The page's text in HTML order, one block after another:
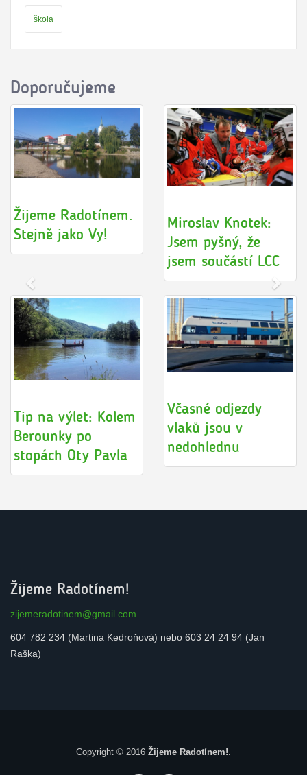
škola
Doporučujeme
Žijeme Radotínem.
Stejně jako Vy!
Miroslav Knotek:
Jsem pyšný, že
jsem součástí LCC
Tip na výlet: Kolem
Berounky po
stopách Oty Pavla
Včasné odjezdy
vlaků jsou v
nedohlednu
Žijeme Radotínem!
zijemeradotinem@gmail.com
604 782 234 (Martina Kedroňová) nebo 603 24 24 94 (Jan
Raška)
Copyright © 2016 Žijeme Radotínem!